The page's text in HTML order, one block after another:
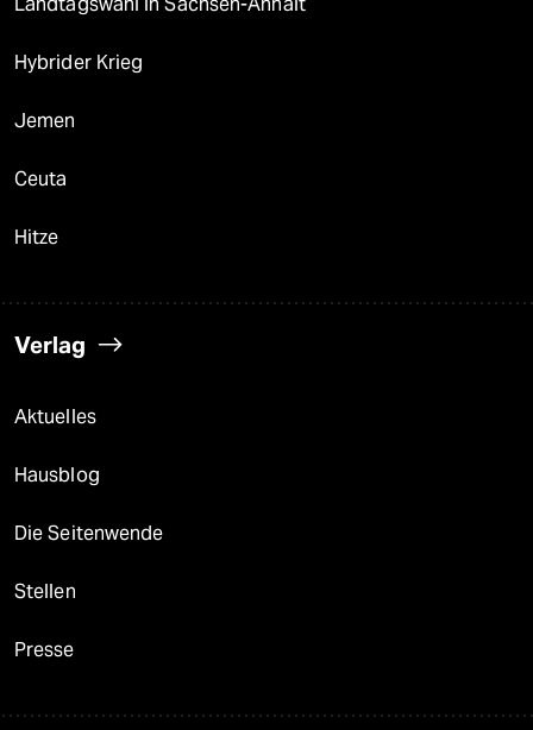
Hybrider Krieg
Jemen
Ceuta
Hitze
Verlag
Aktuelles
Hausblog
Die Seitenwende
Stellen
Presse